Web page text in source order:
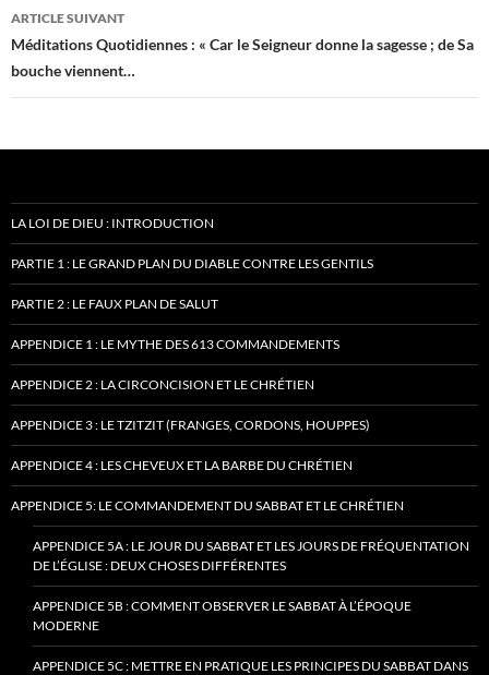
ARTICLE SUIVANT
Méditations Quotidiennes : « Car le Seigneur donne la sagesse ; de Sa
bouche viennent…
LA LOI DE DIEU : INTRODUCTION
PARTIE 1 : LE GRAND PLAN DU DIABLE CONTRE LES GENTILS
PARTIE 2 : LE FAUX PLAN DE SALUT
APPENDICE 1 : LE MYTHE DES 613 COMMANDEMENTS
APPENDICE 2 : LA CIRCONCISION ET LE CHRÉTIEN
APPENDICE 3 : LE TZITZIT (FRANGES, CORDONS, HOUPPES)
APPENDICE 4 : LES CHEVEUX ET LA BARBE DU CHRÉTIEN
APPENDICE 5: LE COMMANDEMENT DU SABBAT ET LE CHRÉTIEN
APPENDICE 5A : LE JOUR DU SABBAT ET LES JOURS DE FRÉQUENTATION
DE L’ÉGLISE : DEUX CHOSES DIFFÉRENTES
APPENDICE 5B : COMMENT OBSERVER LE SABBAT À L’ÉPOQUE
MODERNE
APPENDICE 5C : METTRE EN PRATIQUE LES PRINCIPES DU SABBAT DANS